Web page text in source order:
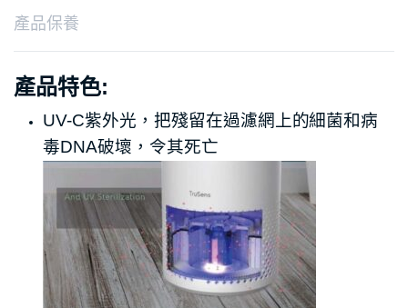
產品保養
產品特色:
UV-C紫外光，把殘留在過濾網上的細菌和病
毒DNA破壞，令其死亡